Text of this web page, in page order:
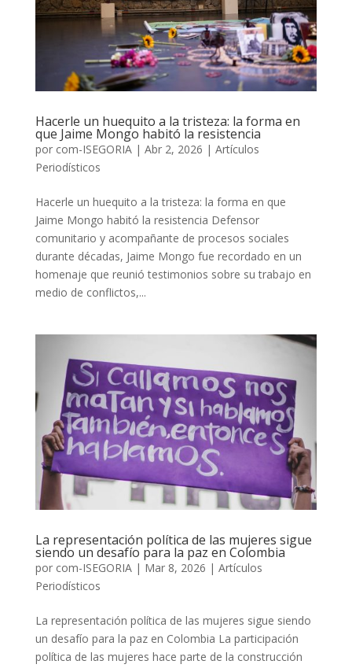
Hacerle un huequito a la tristeza: la forma en
que Jaime Mongo habitó la resistencia
por com-ISEGORIA| Abr 2, 2026 | Artículos
Periodísticos
Hacerle un huequito a la tristeza: la forma en que
Jaime Mongo habitó la resistencia Defensor
comunitario y acompañante de procesos sociales
durante décadas, Jaime Mongo fue recordado en un
homenaje que reunió testimonios sobre su trabajo en
medio de conflictos,...
La representación política de las mujeres sigue
siendo un desafío para la paz en Colombia
por com-ISEGORIA| Mar 8, 2026 | Artículos
Periodísticos
La representación política de las mujeres sigue siendo
un desafío para la paz en Colombia La participación
política de las mujeres hace parte de la construcción